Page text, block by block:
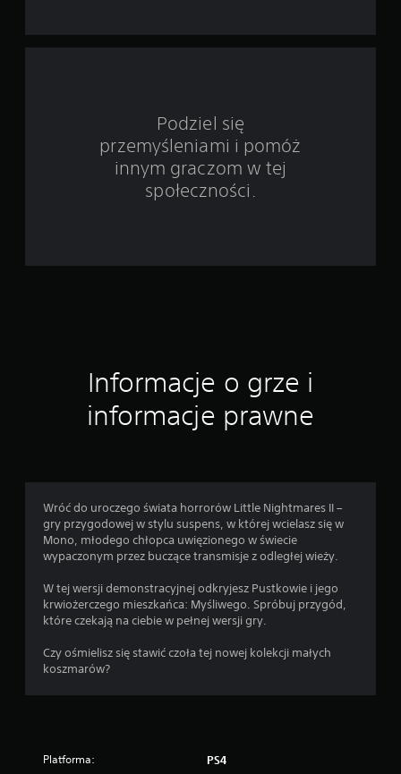
i
o
Podziel się
przemyśleniami i pomóż
innym graczom w tej
społeczności.
Informacje o grze i
informacje prawne
Wróć do uroczego świata horrorów Little Nightmares II –
gry przygodowej w stylu suspens, w której wcielasz się w
Mono, młodego chłopca uwięzionego w świecie
wypaczonym przez buczące transmisje z odległej wieży.
W tej wersji demonstracyjnej odkryjesz Pustkowie i jego
krwiożerczego mieszkańca: Myśliwego. Spróbuj przygód,
które czekają na ciebie w pełnej wersji gry.
Czy ośmielisz się stawić czoła tej nowej kolekcji małych
koszmarów?
Platforma: PS4